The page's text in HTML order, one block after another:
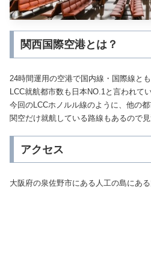
関西国際空港とは？
24時間運用の空港で国内線・国際線と
LCC就航都市数も日本NO.1と言われて
今回のLCCホノルル線のように、他の
関空だけ就航している路線もあるので
アクセス
大阪府の泉佐野市にある人工の島にある